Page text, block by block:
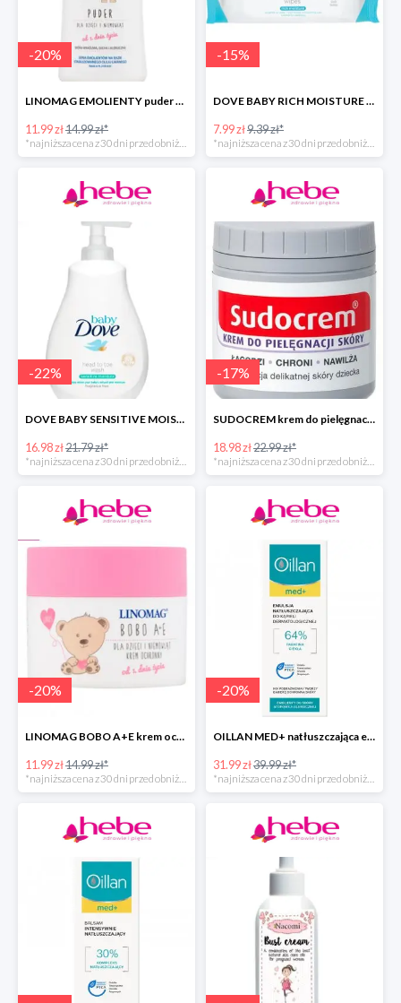
-20%
LINOMAG EMOLIENTY puder dla dzieci i niemowląt od 1. dnia życia -40%
11.99 zł14.99 zł*
*najniższa cena z 30 dni przed obniżką
-15%
DOVE BABY RICH MOISTURE chusteczki pielęgnacyjne -40%
7.99 zł9.39 zł*
*najniższa cena z 30 dni przed obniżką
-22%
DOVE BABY SENSITIVE MOISTURE emulsja do mycia ciała i włosów -40%
16.98 zł21.79 zł*
-17%
SUDOCREM krem do pielęgnacji delikatnej skóry dziecka
18.98 zł22.99 zł*
-20%
LINOMAG BOBO A+E krem ochronny dla dzieci i niemowląt od 1. dnia życia
11.99 zł14.99 zł*
*najniższa cena z 30 dni przed obniżką
-20%
OILLAN MED+ natłuszczająca emulsja do kąpieli
31.99 zł39.99 zł*
*najniższa cena z 30 dni przed obniżką